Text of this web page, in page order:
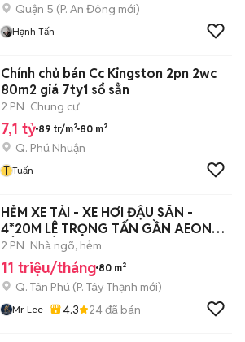
Quận 5 (P. An Đông mới)
Hạnh Tấn
Chính chủ bán Cc Kingston 2pn 2wc
80m2 giá 7ty1 sổ sẳn
2 PN Chung cư
7,1 tỷ 89 tr/m² 80 m²
Q. Phú Nhuận
T Tuấn
HẺM XE TẢI - XE HƠI ĐẬU SÂN -
4*20M LÊ TRỌNG TẤN GẦN AEON
TÂN PHÚ
2 PN Nhà ngõ, hẻm
11 triệu/tháng 80 m²
Q. Tân Phú (P. Tây Thạnh mới)
Mr Lee 4.3 24đã bán